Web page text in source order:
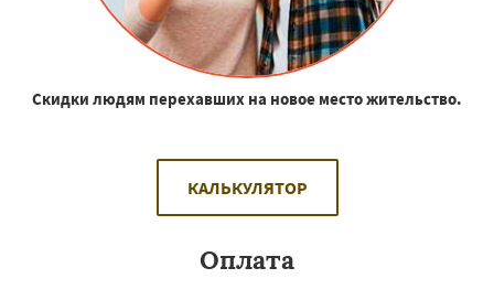
Скидки людям перехавших на новое место жительство.
КАЛЬКУЛЯТОР
Оплата